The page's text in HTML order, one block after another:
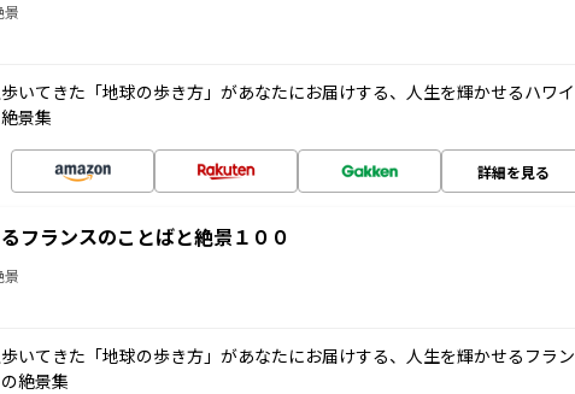
景
いてきた「地球の歩き方」があなたにお届けする、人生を輝かせるハワイ
景集
詳細を見る
フランスのことばと絶景１００
景
いてきた「地球の歩き方」があなたにお届けする、人生を輝かせるフラン
絶景集